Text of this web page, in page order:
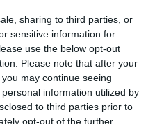
sharing to third parties, or
sensitive information for
use the below opt-out
Please note that after your
may continue seeing
information utilized by
to third parties prior to
opt-out of the further
noticias de actualidad.
ACTIVAR AHORA
Imprimir